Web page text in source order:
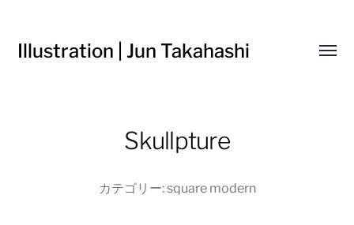
Illustration | Jun Takahashi
Skullpture
カテゴリー:square modern